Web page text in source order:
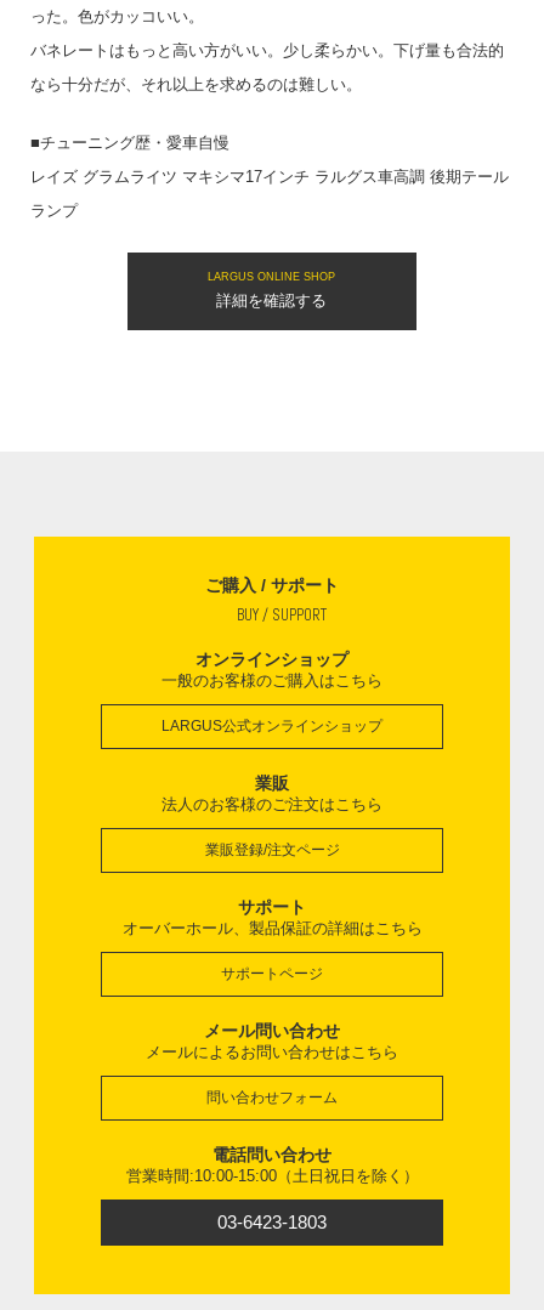
った。色がカッコいい。
バネレートはもっと高い方がいい。少し柔らかい。下げ量も合法的
なら十分だが、それ以上を求めるのは難しい。
■チューニング歴・愛車自慢
レイズ グラムライツ マキシマ17インチ ラルグス車高調 後期テール
ランプ
LARGUS ONLINE SHOP
詳細を確認する
ご購入 / サポート
BUY / SUPPORT
オンラインショップ
一般のお客様のご購入はこちら
LARGUS公式オンラインショップ
業販
法人のお客様のご注文はこちら
業販登録/注文ページ
サポート
オーバーホール、製品保証の詳細はこちら
サポートページ
メール問い合わせ
メールによるお問い合わせはこちら
問い合わせフォーム
電話問い合わせ
営業時間:10:00-15:00（土日祝日を除く）
03-6423-1803